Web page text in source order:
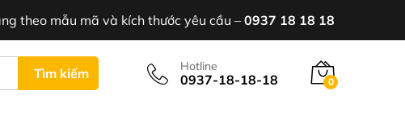
theo mẫu mã và kích thước yêu cầu – 0937 18 18 18
Tìm kiếm Hotline
0937-18-18-18 0